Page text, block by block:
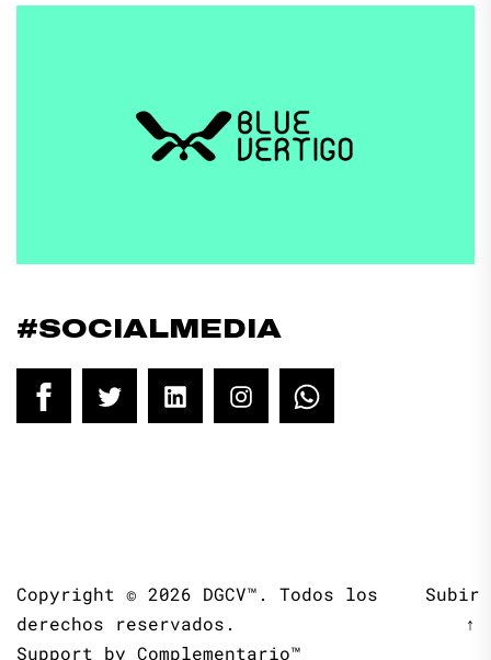
#SOCIALMEDIA
FacebookTwitter LinkedInInstagram
Copyright © 2026 DGCV™. Todos los
derechos reservados.
Support by Complementario™
Subir
↑